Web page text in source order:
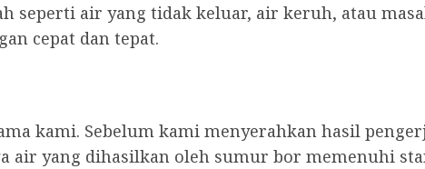
seperti air yang tidak keluar, air keruh, atau
cepat dan tepat.
kami. Sebelum kami menyerahkan hasil
air yang dihasilkan oleh sumur bor memenuhi